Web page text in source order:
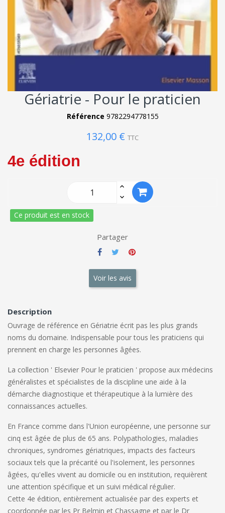
Gériatrie - Pour le praticien
Référence 9782294778155
132,00 € TTC
4e édition
Ce produit est en stock
Partager
Voir les avis
Description
Ouvrage de référence en Gériatrie écrit pas les plus grands
noms du domaine. Indispensable pour tous les praticiens qui
prennent en charge les personnes âgées.
La collection ' Elsevier Pour le praticien ' propose aux médecins
généralistes et spécialistes de la discipline une aide à la
démarche diagnostique et thérapeutique à la lumière des
connaissances actuelles.
En France comme dans l'Union européenne, une personne sur
cinq est âgée de plus de 65 ans. Polypathologies, maladies
chroniques, syndromes gériatriques, impacts des facteurs
sociaux tels que la précarité ou l'isolement, les personnes
âgées, qu'elles vivent au domicile ou en institution, requièrent
une attention spécifique et un suivi médical régulier.
Cette 4e édition, entièrement actualisée par des experts et
coordonnée par les Pr Belmin et Chassagne et par le Dr